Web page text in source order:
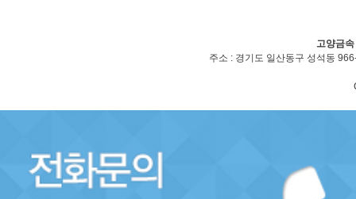
고양금속
주소 : 경기도 일산동구 성석동